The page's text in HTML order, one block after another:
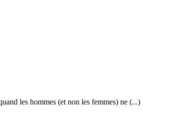
les hommes (et non les femmes) ne (...)